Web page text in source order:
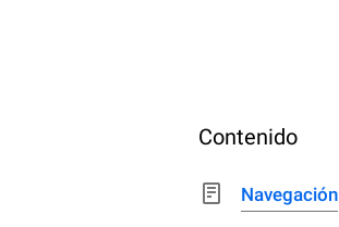
Contenido
Navegación